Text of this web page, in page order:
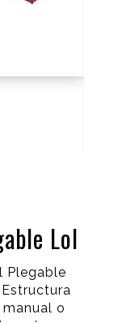
Lol
Plegable
o